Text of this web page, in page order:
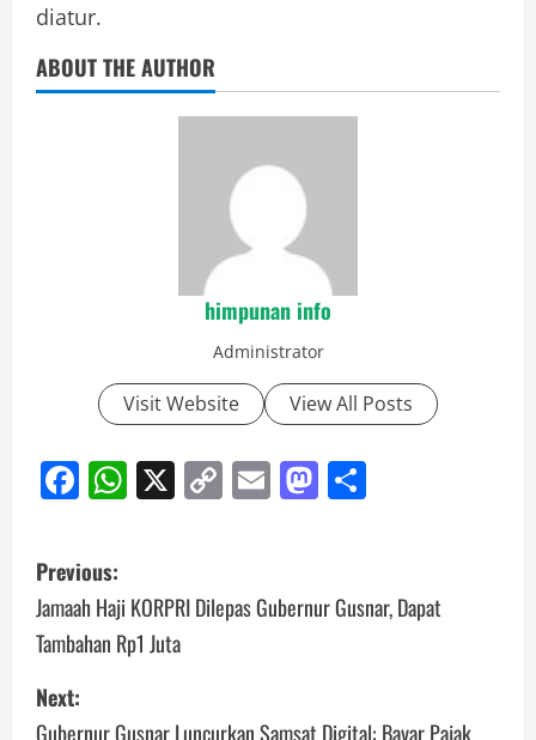
diatur.
ABOUT THE AUTHOR
himpunan info
Administrator
Visit Website View All Posts
Facebook
WhatsApp
X CopyEmailMastodon
Post
navigation
Previous:
Jamaah Haji KORPRI Dilepas Gubernur Gusnar, Dapat
Tambahan Rp1 Juta
Next:
Gubernur Gusnar Luncurkan Samsat Digital: Bayar Pajak